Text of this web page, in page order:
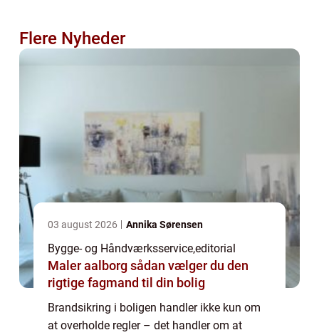
Flere Nyheder
03 august 2026 Annika Sørensen
Bygge- og Håndværksservice,editorial
Maler aalborg sådan vælger du den
rigtige fagmand til din bolig
Brandsikring i boligen handler ikke kun om
at overholde regler – det handler om at